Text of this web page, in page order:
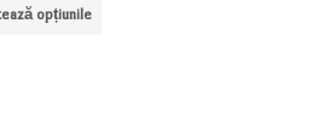
opțiunile